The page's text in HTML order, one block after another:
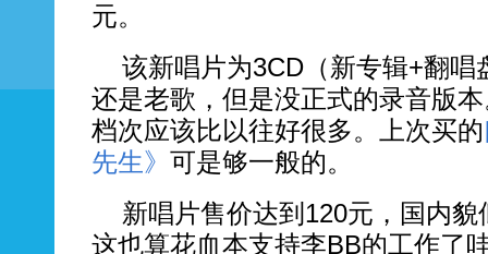
元。
该新唱片为3CD（新专辑+翻唱
还是老歌，但是没正式的录音版
档次应该比以往好很多。上次买的
先生》 可是够一般的。
新唱片售价达到120元，国内
这也算花血本支持李BB的工作了